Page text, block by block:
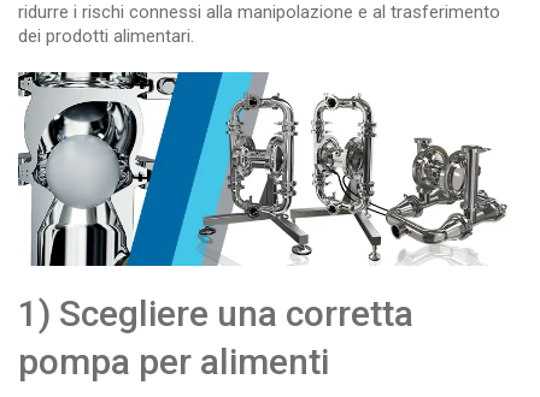
ridurre i rischi connessi alla manipolazione e al trasferimento
dei prodotti alimentari.
1) Scegliere una corretta
pompa per alimenti